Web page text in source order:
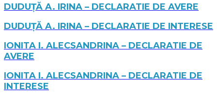
DUDUȚĂ A. IRINA – DECLARATIE DE AVERE
DUDUȚĂ A. IRINA – DECLARATIE DE INTERESE
IONITA I. ALECSANDRINA – DECLARATIE DE
AVERE
IONITA I. ALECSANDRINA – DECLARATIE DE
INTERESE